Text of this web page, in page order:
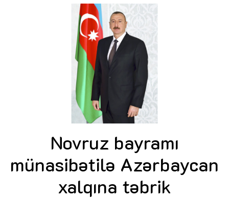
Novruz bayramı
münasibətilə Azərbaycan
xalqına təbrik